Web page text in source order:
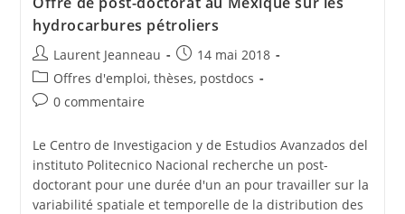
hydrocarbures pétroliers
Laurent Jeanneau
14 mai 2018
Offres d'emploi, thèses, postdocs
0 commentaire
Le Centro de Investigacion y de Estudios Avanzados del
instituto Politecnico Nacional recherche un post-
doctorant pour une durée d'un an pour travailler sur la
variabilité spatiale et temporelle de la distribution des